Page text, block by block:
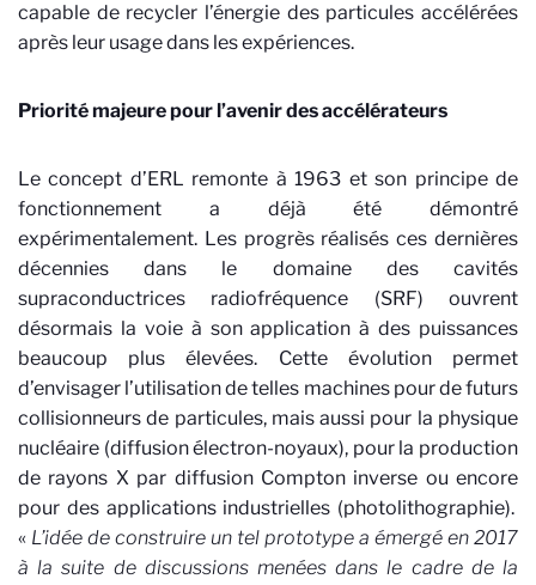
capable de recycler l’énergie des particules accélérées
après leur usage dans les expériences.
Priorité majeure pour l’avenir des accélérateurs
Le concept d’ERL remonte à 1963 et son principe de
fonctionnement a déjà été démontré
expérimentalement. Les progrès réalisés ces dernières
décennies dans le domaine des cavités
supraconductrices radiofréquence (SRF) ouvrent
désormais la voie à son application à des puissances
beaucoup plus élevées. Cette évolution permet
d’envisager l’utilisation de telles machines pour de futurs
collisionneurs de particules, mais aussi pour la physique
nucléaire (diffusion électron-noyaux), pour la production
de rayons X par diffusion Compton inverse ou encore
pour des applications industrielles (photolithographie).
« L’idée de construire un tel prototype a émergé en 2017
à la suite de discussions menées dans le cadre de la